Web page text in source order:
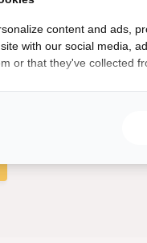
content and ads,
with our social media,
or that they've collected